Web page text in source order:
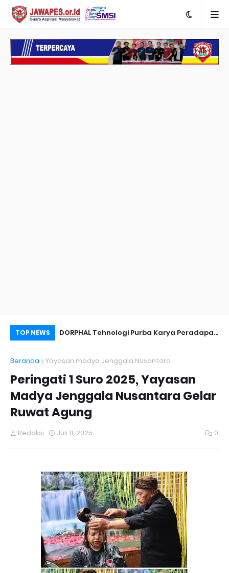
TOP NEWS
Anies
DORPHAL Tehnologi Purba Karya Peradapan
Beranda
Yayasan madya Jenggala Nusantara
Peringati 1 Suro 2025, Yayasan
Madya Jenggala Nusantara Gelar
Ruwat Agung
Redaksi Juli 11, 2025 0